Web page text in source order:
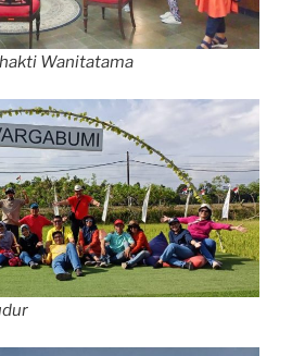
Wanitatama